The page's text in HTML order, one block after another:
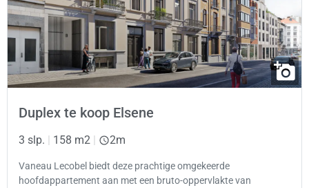
Duplex te koop Elsene
3 slp. 158 m2 2m
Vaneau Lecobel biedt deze prachtige omgekeerde
hoofdappartement aan met een bruto-oppervlakte van